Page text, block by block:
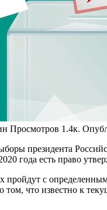
Просмотров 1.4к.
президента
года есть право
пройдут с
что известно к